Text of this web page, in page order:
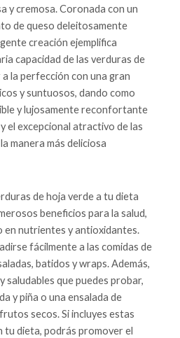
y cremosa. Coronada con un
de queso deleitosamente
creación ejemplifica
capacidad de las verduras de
la perfección con una gran
y suntuosos, dando como
y lujosamente reconfortante
el excepcional atractivo de las
manera más deliciosa
de hoja verde a tu dieta
beneficios para la salud,
en nutrientes y antioxidantes.
fácilmente a las comidas de
batidos y wraps. Además,
saludables que puedes probar,
y piña o una ensalada de
secos. Si incluyes estas
tu dieta, podrás promover el